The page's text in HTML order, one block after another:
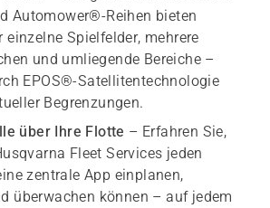
Automower®-Reihen bieten
einzelne Spielfelder, mehrere
und umliegende Bereiche –
EPOS®-Satellitentechnologie
Begrenzungen.
über Ihre Flotte – Erfahren Sie,
Fleet Services jeden
zentrale App einplanen,
überwachen können – auf jedem